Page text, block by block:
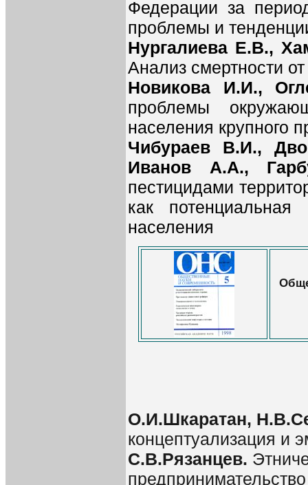
Федерации за
проблемы и
Нургалиева Е.В.,
Анализ смертности
Новикова И.И.,
проблемы
населения крупного
Чибураев В.И.,
Иванов А.А.,
пестицидами
как
населения
О.И.Шкаратан,
концептуализация и
С.В.Рязанцев.